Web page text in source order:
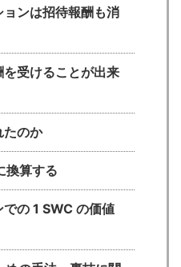
ンは招待報酬も消
受けることが出来
たのか
換算する
の 1 SWC の価値